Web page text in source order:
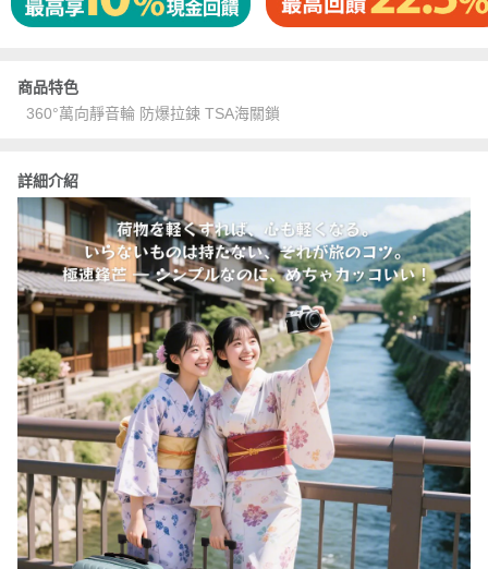
商品特色
360°萬向靜音輪 防爆拉鍊 TSA海關鎖
詳細介紹